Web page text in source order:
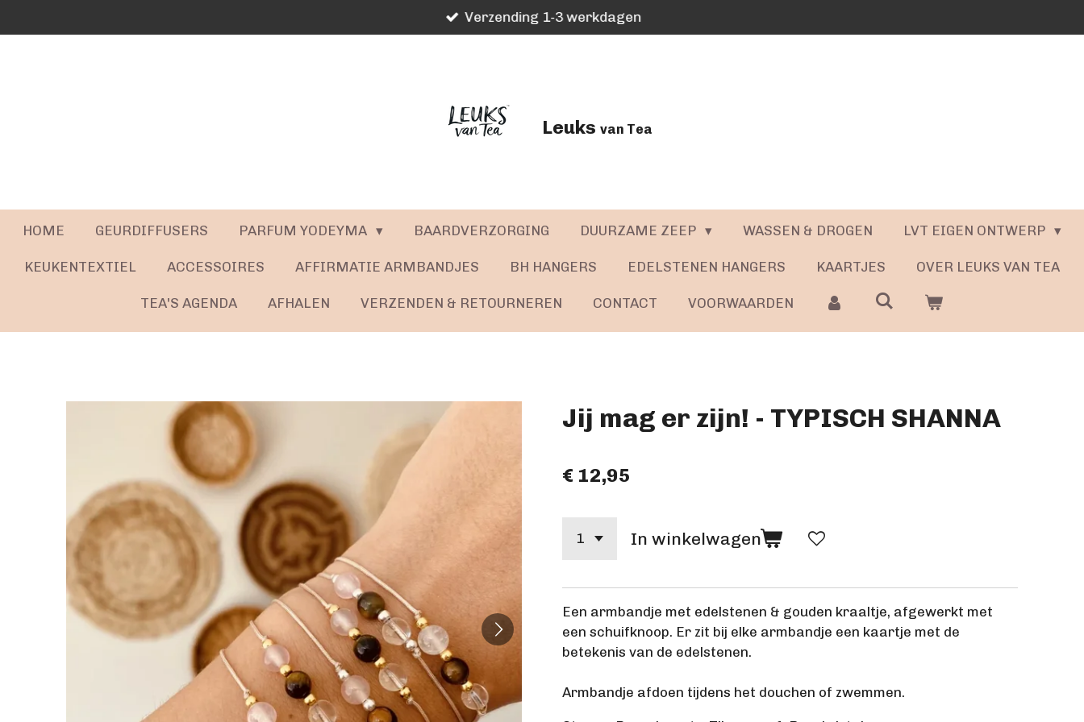
direct
Verzending 1-3 werkdagen
Leuks van Tea
HOME GEURDIFFUSERS PARFUM YODEYMA BAARDVERZORGING DUURZAME ZEEP WASSEN & DROGEN LVT EIGEN ONTWERP
KEUKENTEXTIEL ACCESSOIRES AFFIRMATIE ARMBANDJES BH HANGERS EDELSTENEN HANGERS KAARTJES OVER LEUKS VAN TEA
TEA'S AGENDA AFHALEN VERZENDEN & RETOURNEREN CONTACT VOORWAARDEN
Jij mag er zijn! - TYPISCH SHANNA
€ 12,95
In winkelwagen
Een armbandje met edelstenen & gouden kraaltje, afgewerkt met
een schuifknoop. Er zit bij elke armbandje een kaartje met de
betekenis van de edelstenen.
Armbandje afdoen tijdens het douchen of zwemmen.